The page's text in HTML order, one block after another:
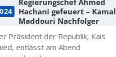
Hachani gefeuert – Kamal
Maddouri Nachfolger
Präsident der Republik, Kais
entlässt am Abend